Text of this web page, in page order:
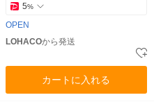
5%
OPEN
LOHACOから発送
カートに入れる